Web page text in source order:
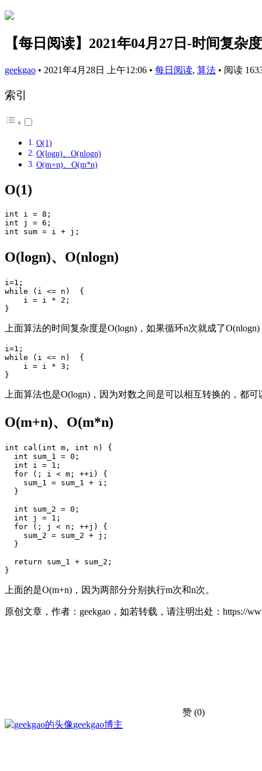
【每日阅读】2021年04月27日-时间复杂
geekgao • 2021年4月28日 上午12:06 • 每日阅读, 算法 • 阅读
索引
O(1)
O(logn)、O(nlogn)
O(m+n)、O(m*n)
O(1)
int i = 8;
int j = 6;
int sum = i + j;
O(logn)、O(nlogn)
i=1;
while (i <= n)  {
    i = i * 2;
}
上面算法的时间复杂度是O(logn)，如果循环n次就成了O(nlogn)
i=1;
while (i <= n)  {
    i = i * 3;
}
上面算法也是O(logn)，因为对数之间是可以相互转换的，都
O(m+n)、O(m*n)
int cal(int m, int n) {
  int sum_1 = 0;
  int i = 1;
  for (; i < m; ++i) {
    sum_1 = sum_1 + i;
  }
  int sum_2 = 0;
  int j = 1;
  for (; j < n; ++j) {
    sum_2 = sum_2 + j;
  }
  return sum_1 + sum_2;
}
上面的是O(m+n)，因为两部分分别执行m次和n次。
原创文章，作者：geekgao，如若转载，请注明出处：https://
赞 (0)
geekgao博主